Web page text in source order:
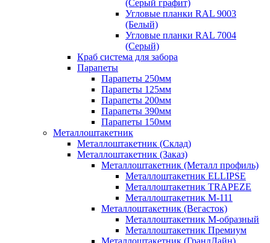
(Серый графит)
Угловые планки RAL 9003
(Белый)
Угловые планки RAL 7004
(Серый)
Краб система для забора
Парапеты
Парапеты 250мм
Парапеты 125мм
Парапеты 200мм
Парапеты 390мм
Парапеты 150мм
Металлоштакетник
Металлоштакетник (Склад)
Металлоштакетник (Заказ)
Металлоштакетник (Металл профиль)
Металлоштакетник ELLIPSE
Металлоштакетник TRAPEZE
Металлоштакетник М-111
Металлоштакетник (Вегасток)
Металлоштакетник М-образный
Металлоштакетник Премиум
Металлоштакетник (ГрандЛайн)